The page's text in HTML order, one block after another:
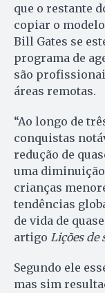
que o restante
copiar o
Bill Gates se
programa de
são
áreas remotas.
“Ao longo de
conquistas
redução de
uma
crianças
tendências
de vida de
artigo Lições de
Segundo ele
mas sim